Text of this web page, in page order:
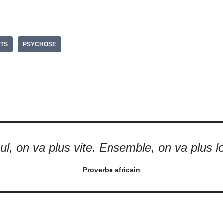
PSYCHOSE
on va plus vite. Ensemble, on va plus
Proverbe africain